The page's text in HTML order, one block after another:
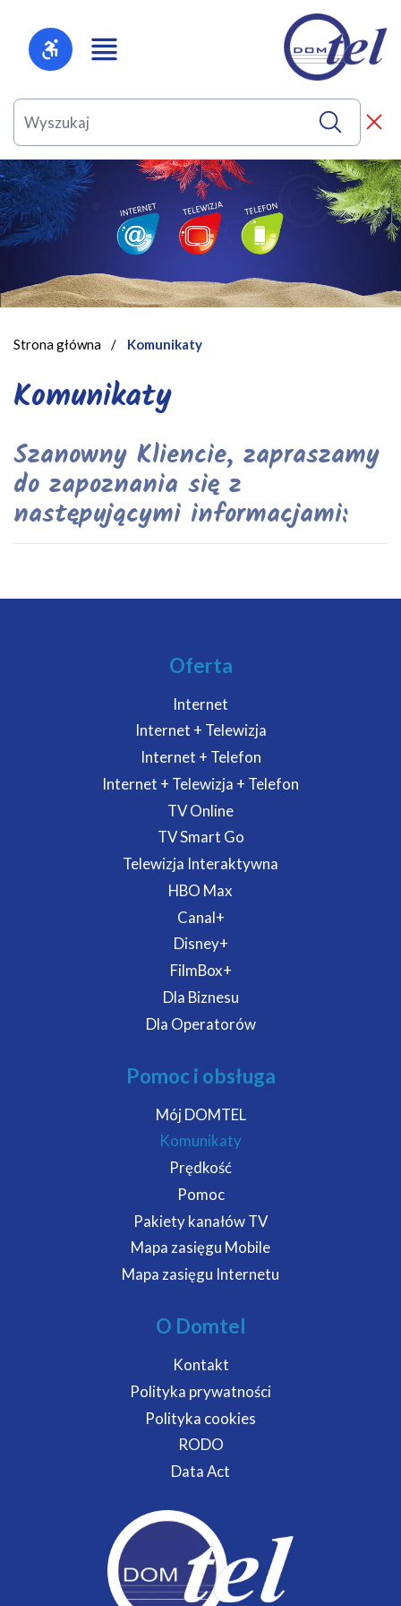
Strona główna / Komunikaty
Komunikaty
Szanowny Kliencie, zapraszamy
do zapoznania się z
następującymi informacjami:
Oferta
Internet
Internet + Telewizja
Internet + Telefon
Internet + Telewizja + Telefon
TV Online
TV Smart Go
Telewizja Interaktywna
HBO Max
Canal+
Disney+
FilmBox+
Dla Biznesu
Dla Operatorów
Pomoc i obsługa
Mój DOMTEL
Komunikaty
Prędkość
Pomoc
Pakiety kanałów TV
Mapa zasięgu Mobile
Mapa zasięgu Internetu
O Domtel
Kontakt
Polityka prywatności
Polityka cookies
RODO
Data Act